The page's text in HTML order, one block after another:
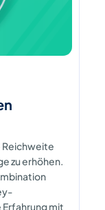
Reichweite
zu erhöhen.
mit